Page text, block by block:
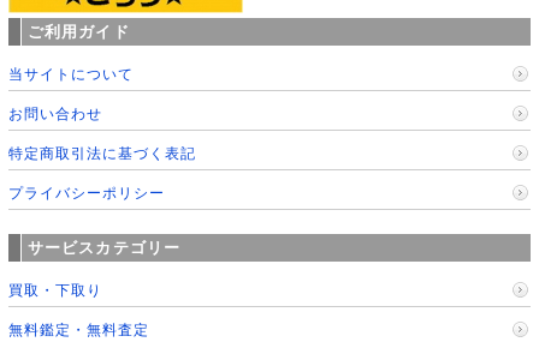
ご利用ガイド
当サイトについて
お問い合わせ
特定商取引法に基づく表記
プライバシーポリシー
サービスカテゴリー
買取・下取り
無料鑑定・無料査定